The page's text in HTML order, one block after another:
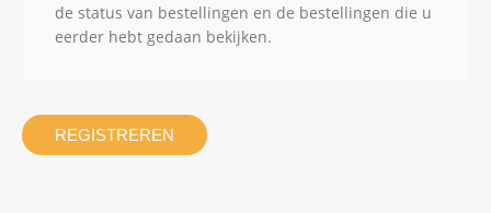
de status van bestellingen en de bestellingen die u
eerder hebt gedaan bekijken.
REGISTREREN